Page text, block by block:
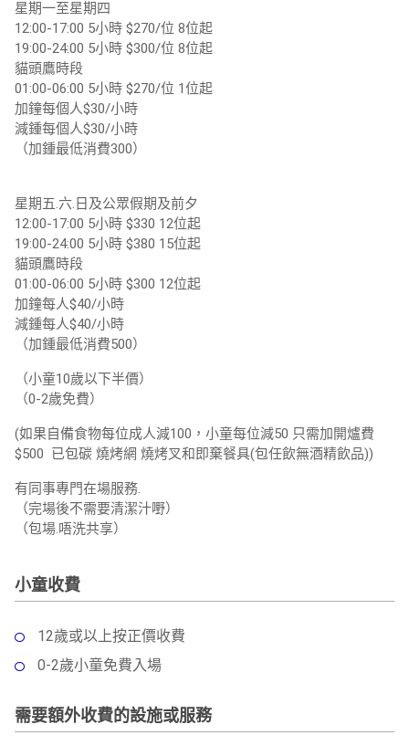
星期一至星期四
12:00-17:00 5小時 $270/位 8位起
19:00-24:00 5小時 $300/位 8位起
貓頭鷹時段
01:00-06:00 5小時 $270/位 1位起
加鐘每個人$30/小時
減鍾每個人$30/小時
（加鍾最低消費300）
星期五.六.日及公眾假期及前夕
12:00-17:00 5小時 $330 12位起
19:00-24:00 5小時 $380 15位起
貓頭鷹時段
01:00-06:00 5小時 $300 12位起
加鐘每人$40/小時
減鍾每人$40/小時
（加鍾最低消費500）
（小童10歲以下半價）
（0-2歲免費）
(如果自備食物每位成人減100，小童每位減50 只需加開爐費
$500 已包碳 燒烤網 燒烤叉和即棄餐具(包任飲無酒精飲品))
有同事專門在場服務.
（完場後不需要清潔汁嘢）
（包場.唔洗共享）
小童收費
12歲或以上按正價收費
0-2歲小童免費入場
需要額外收費的設施或服務